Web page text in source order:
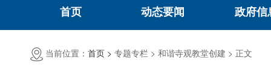
首页 动态要闻 政府信
当前位置： 首页 > 专题专栏 > 和谐寺观教堂创建 > 正文